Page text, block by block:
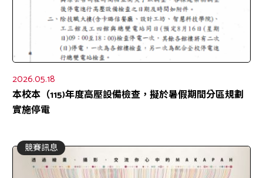
2026.05.18
本校本（115)年度高壓設備檢查，擬於暑假期間分區規劃
實施停電
競賽訊息